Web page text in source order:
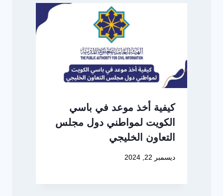
كيفية أخذ موعد في باسي
الكويت لمواطني دول مجلس
التعاون الخليجي
ديسمبر 22, 2024